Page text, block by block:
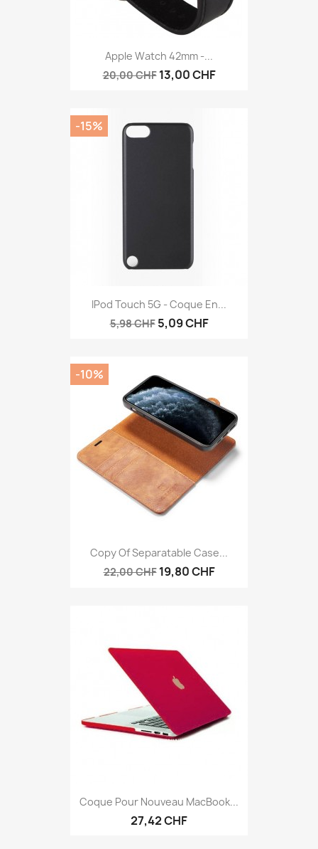
Apple Watch 42mm -...
20,00 CHF 13,00 CHF
IPod Touch 5G - Coque En...
5,98 CHF 5,09 CHF
-15%
Copy Of Separatable Case...
22,00 CHF 19,80 CHF
-10%
Coque Pour Nouveau MacBook...
27,42 CHF